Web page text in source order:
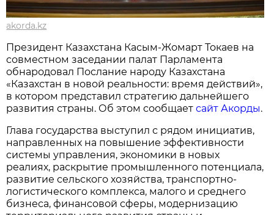
akorda.kz
Президент Казахстана Касым-Жомарт Токаев на
совместном заседании палат Парламента
обнародовал Послание народу Казахстана
«Казахстан в новой реальности: время действий»,
в котором представил стратегию дальнейшего
развития страны. Об этом сообщаетсайт Акорды.
Глава государства выступил с рядом инициатив,
направленных на повышение эффективности
системы управления, экономики в новых
реалиях, раскрытие промышленного потенциала,
развитие сельского хозяйства, транспортно-
логистического комплекса, малого и среднего
бизнеса, финансовой сферы, модернизацию